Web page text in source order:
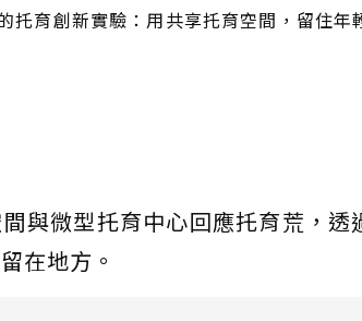
托育創新實驗：用共享托育空間，留住
與微型托育中心回應托育荒，
在地方。